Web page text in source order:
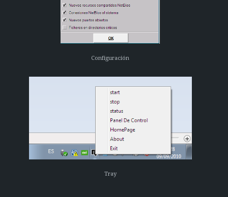
Configuración
Tray